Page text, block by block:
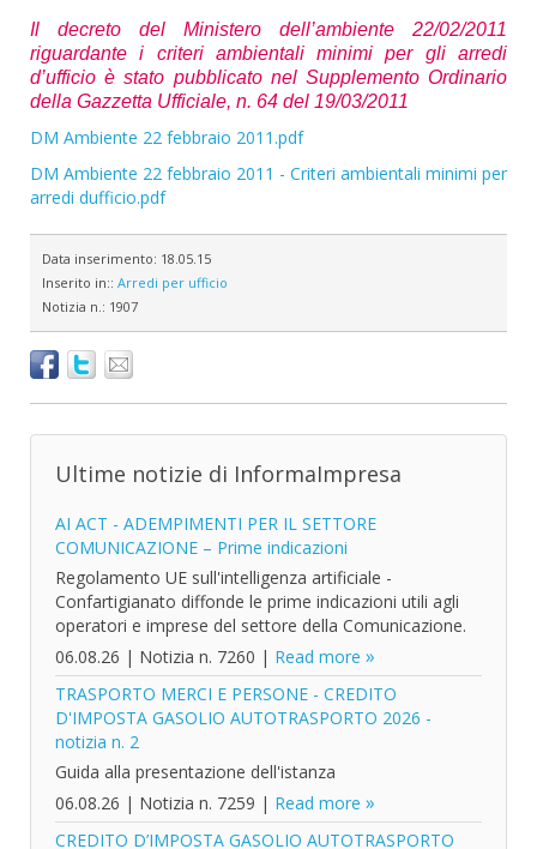
Il decreto del Ministero dell’ambiente 22/02/2011
riguardante i criteri ambientali minimi per gli arredi
d’ufficio è stato pubblicato nel Supplemento Ordinario
della Gazzetta Ufficiale, n. 64 del 19/03/2011
DM Ambiente 22 febbraio 2011.pdf
DM Ambiente 22 febbraio 2011 - Criteri ambientali minimi per
arredi dufficio.pdf
Data inserimento: 18.05.15
Inserito in:: Arredi per ufficio
Notizia n.: 1907
Ultime notizie di InformaImpresa
AI ACT - ADEMPIMENTI PER IL SETTORE
COMUNICAZIONE – Prime indicazioni
Regolamento UE sull'intelligenza artificiale -
Confartigianato diffonde le prime indicazioni utili agli
operatori e imprese del settore della Comunicazione.
06.08.26 | Notizia n. 7260 | Read more
TRASPORTO MERCI E PERSONE - CREDITO
D'IMPOSTA GASOLIO AUTOTRASPORTO 2026 -
notizia n. 2
Guida alla presentazione dell'istanza
06.08.26 | Notizia n. 7259 | Read more
CREDITO D’IMPOSTA GASOLIO AUTOTRASPORTO